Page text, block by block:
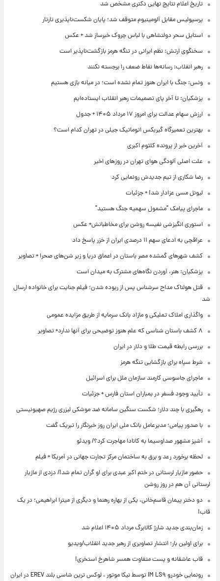
تاریخ اعلام نتایج نهایی دکتری مشخص شد
پرسپولیس مقابل آلومینیوم متوقف شد؛ پایان شکست‌ناپذیری تارتار
استایل سحر دولتشاهی با لباس چروک خبرساز شد + عکس
سخنگوی ارتش: نظم ایرانی در تنگه هرمز بازگشت‌ناپذیر است
رهبر انقلاب: رسانه‌ها نقاط ضعف را برجسته نکنند
ونس: جنگ با ایران هنوز تمام نشده است؛ در میانه بازی هستیم
پزشکیان: تا آخر پای تصمیمات رهبر انقلاب ایستاده‌ایم
ارزش سهام عدالت برای امروز ۱۷ مرداد ۱۴۰۵ + جدول
بهترین تعمیرگاه گیربکس اتوماتیک جیلی در تهران کدام است؟
آخرین خبر از پرونده کلثوم اکبری
علت اصلی آلودگی هوای تهران در روزهای اخیر
رضا شکاری از تیم جدیدش رونمایی کرد
لیونل مسی عزادار شد! + جزئیات
ماجرای پیامک "مشمول سهمیه جنگ هستید"
استوری انگیزشی نفیسه روشن برای مخاطبانش+ عکس
عراقچی به ادعای سهم ۱۱ درصدی ایران از خزر پاسخ داد
کشف شهرهای گمشده مصر باستان در اعماق دریا و زیر شن‌های صحرا + تصاویر
پزشکیان: هنر، آوردن نگاه‌های مشترک به میدان است
قتل هولناک مداح سرشناس پس از ربوده شدن؛ فیلم جنایت برای خانواده ارسال
شد
واگذاری املاک تملیکی و مازاد بانک سرمایه از طریق مزایده عمومی
۸ کشف باستان شناسی که علم هنوز توضیحی برای آنها ندارد+ تصاویر
بررسی رابطه قیمت طلا و دلار در ایران
شرط سپاه برای بازگشایی تنگه هرمز
ماجرای جاسوسی کارمند سازمان ملل برای اسرائیل
تأیید وجود فسفر در بمباران استان فارس + جزئیات
رهگیری با چند دلار؛ شکست سنگین سامانه ضد موشکی لیزری رژیم صهیونیستی
با صدور پیامی؛ مدیرعامل بانک ملی ایران روز خبرنگار را تبریک گفت
آشپز مشهور صداوسیما به کانادا مهاجرت کرد؟/ ویدئو
لحظه برخورد رعد و برق به ساختمان مرکز تجارت جهانی در آمریکا + فیلم
حضور مازیار لرستانی در ختم اکبر عبدی برای او گران تمام شد!/ دزدی از مازیار
لرستانی آن هم در روز روشن
دو دختر پیمان قاسم‌خانی، یکی از بهاره رهنما و دیگری از میترا ابراهیمی؛ در یک
قاب!
زمان‌بندی جدید شارژ کالابرگ مرداد ۱۴۰۵ اعلام شد
برای اولین بار؛ انتشار تصاویری از رهبر جدید انقلاب/ویدیو
قاب عاشقانه و پست متفاوت همسر شاهرخ استخری!
رونمایی خودرو IM LS۹ توسط نیکا موتور ، لوکس ترین شاسی بلند EREV در ایران